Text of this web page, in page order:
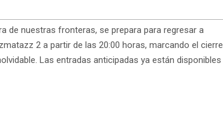
de nuestras fronteras, se prepara para regresar a
2 a partir de las 20:00 horas, marcando el cierre
Las entradas anticipadas ya están disponibles